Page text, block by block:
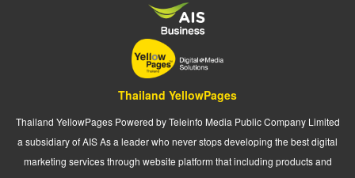
Thailand YellowPages
Thailand YellowPages Powered by Teleinfo Media Public Company Limited
a subsidiary of AIS As a leader who never stops developing the best digital
marketing services through website platform that including products and